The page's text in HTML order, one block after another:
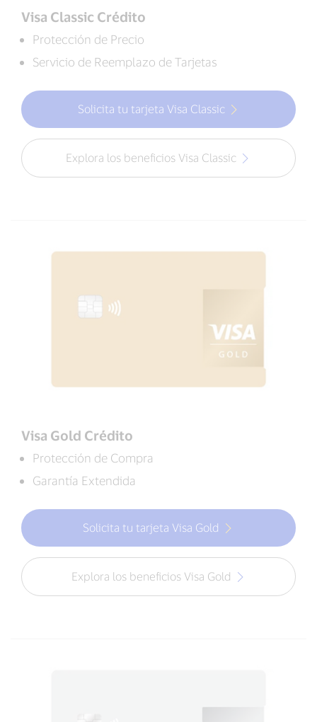
Visa Classic Crédito
Protección de Precio
Servicio de Reemplazo de Tarjetas
Solicita tu tarjeta Visa Classic
Explora los beneficios Visa Classic
Visa Gold Crédito
Protección de Compra
Garantía Extendida
Solicita tu tarjeta Visa Gold
Explora los beneficios Visa Gold